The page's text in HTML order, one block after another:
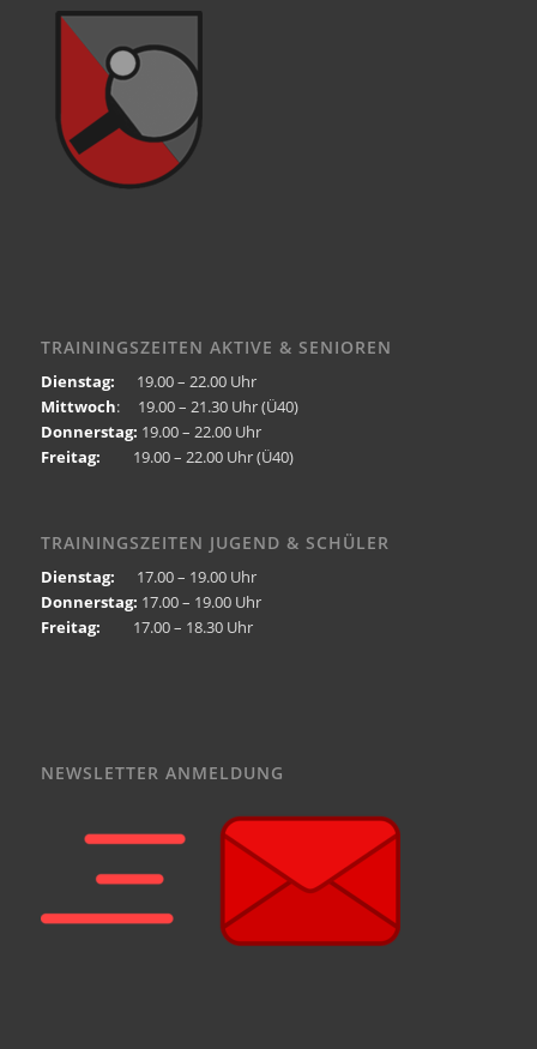
TRAININGSZEITEN AKTIVE & SENIOREN
Dienstag: 19.00 – 22.00 Uhr
Mittwoch: 19.00 – 21.30 Uhr (Ü40)
Donnerstag: 19.00 – 22.00 Uhr
Freitag: 19.00 – 22.00 Uhr (Ü40)
TRAININGSZEITEN JUGEND & SCHÜLER
Dienstag: 17.00 – 19.00 Uhr
Donnerstag: 17.00 – 19.00 Uhr
Freitag: 17.00 – 18.30 Uhr
NEWSLETTER ANMELDUNG